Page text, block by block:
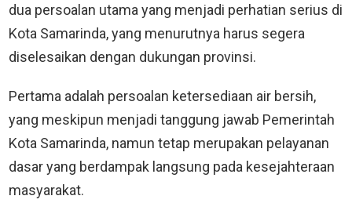
dua persoalan utama yang menjadi perhatian serius di
Kota Samarinda, yang menurutnya harus segera
diselesaikan dengan dukungan provinsi.
Pertama adalah persoalan ketersediaan air bersih,
yang meskipun menjadi tanggung jawab Pemerintah
Kota Samarinda, namun tetap merupakan pelayanan
dasar yang berdampak langsung pada kesejahteraan
masyarakat.